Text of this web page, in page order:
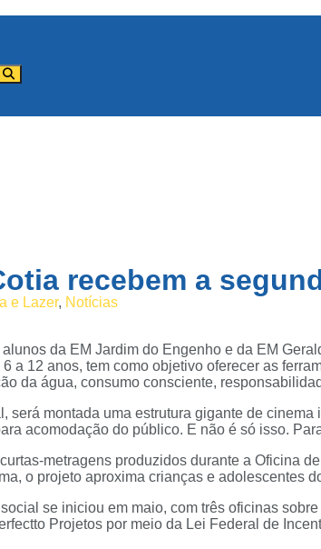
recebem a
e Lazer, Notícias
da EM Jardim do Engenho e da EM
a 12 anos, tem como objetivo oferecer as
da água, consumo consciente,
será montada uma estrutura gigante de
acomodação do público. E não é só isso.
metragens produzidos durante a Oficina
o projeto aproxima crianças e adolescentes
se iniciou em maio, com três oficinas
Projetos por meio da Lei Federal de